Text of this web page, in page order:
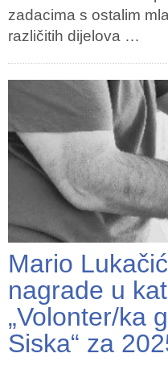
zadacima s ostalim
različitih dijelova …
Mario
nagrade u
„Volonter/ka
Siska“ za